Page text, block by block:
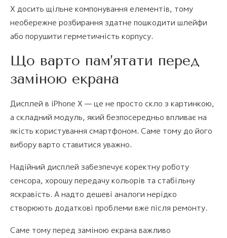
X досить щільне компонування елементів, тому
необережне розбирання здатне пошкодити шлейфи
або порушити герметичність корпусу.
Що варто пам’ятати перед
заміною екрана
Дисплей в iPhone X — це не просто скло з картинкою,
а складний модуль, який безпосередньо впливає на
якість користування смартфоном. Саме тому до його
вибору варто ставитися уважно.
Надійний дисплей забезпечує коректну роботу
сенсора, хорошу передачу кольорів та стабільну
яскравість. А надто дешеві аналоги нерідко
створюють додаткові проблеми вже після ремонту.
Саме тому перед заміною екрана важливо